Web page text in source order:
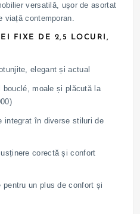
versatilă, ușor de asortat
viață contemporan.
FIXE DE 2,5 LOCURI,
elegant și actual
moale și plăcută la
integrat în diverse stiluri de
corectă și confort
un plus de confort și